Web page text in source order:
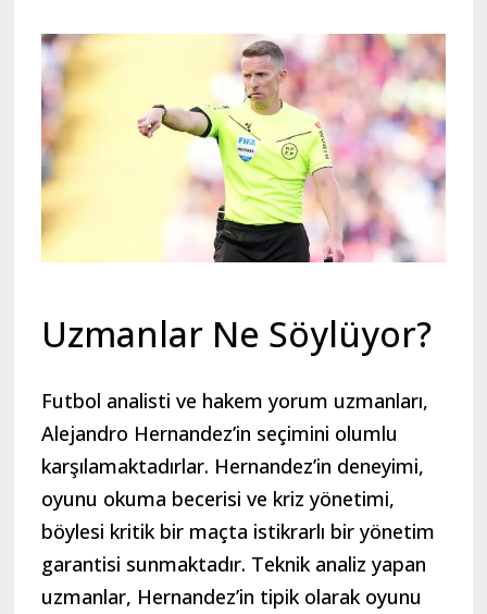
Uzmanlar Ne Söylüyor?
Futbol analisti ve hakem yorum uzmanları,
Alejandro Hernandez’in seçimini olumlu
karşılamaktadırlar. Hernandez’in deneyimi,
oyunu okuma becerisi ve kriz yönetimi,
böylesi kritik bir maçta istikrarlı bir yönetim
garantisi sunmaktadır. Teknik analiz yapan
uzmanlar, Hernandez’in tipik olarak oyunu